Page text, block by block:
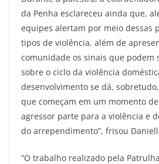
da Penha esclareceu ainda que,
equipes alertam por meio dessas
tipos de violência, além de
comunidade os sinais que podem
sobre o ciclo da violência
desenvolvimento se dá,
que começam em um momento
agressor parte para a violência e
do arrependimento”, frisou
“O trabalho realizado pela